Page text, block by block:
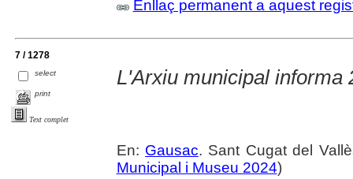
Enllaç permanent a aquest
7 / 1278
select
print
Text complet
L'Arxiu municipal informa
En: Gausac. Sant Cugat del
Municipal i Museu 2024)